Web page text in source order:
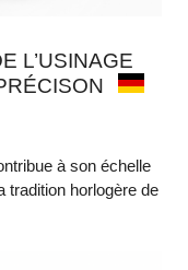
L’USINAGE
à son échelle
tradition horlogère de